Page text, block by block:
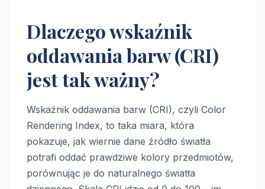
Dlaczego wskaźnik
oddawania barw (CRI)
jest tak ważny?
Wskaźnik oddawania barw (CRI), czyli Color
Rendering Index, to taka miara, która
pokazuje, jak wiernie dane źródło światła
potrafi oddać prawdziwe kolory przedmiotów,
porównując je do naturalnego światła